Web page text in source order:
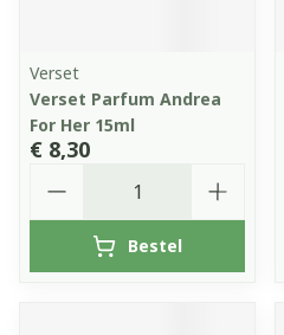
Verset
Verset Parfum Andrea
For Her 15ml
€ 8,30
Bestel